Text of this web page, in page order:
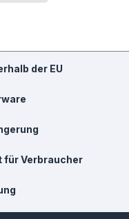
der EU
für Verbraucher